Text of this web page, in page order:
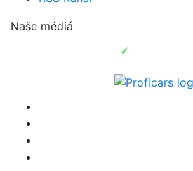
Naše médiá